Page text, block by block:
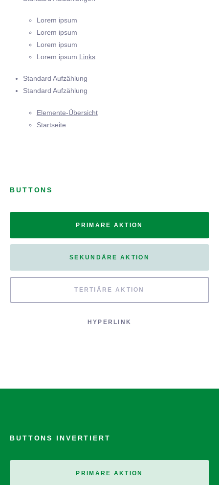
Lorem ipsum
Lorem ipsum
Lorem ipsum
Lorem ipsum Links
Standard Aufzählung
Standard Aufzählung
Elemente-Übersicht
Startseite
BUTTONS
PRIMÄRE AKTION
SEKUNDÄRE AKTION
TERTIÄRE AKTION
HYPERLINK
BUTTONS INVERTIERT
PRIMÄRE AKTION